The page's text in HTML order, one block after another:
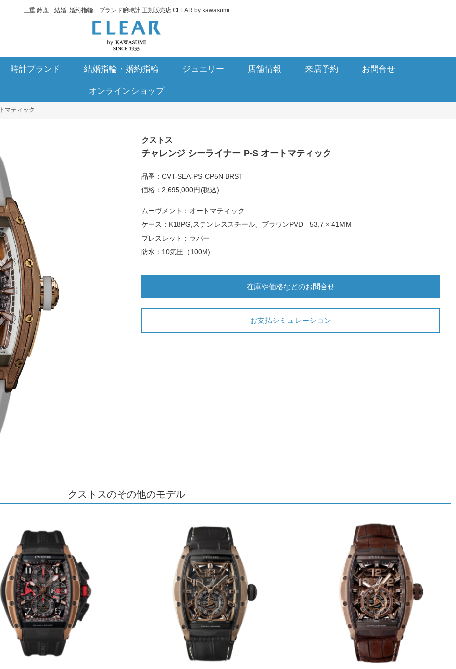
三重 鈴鹿 結婚･婚約指輪 ブランド腕時計 正規販売店 CLEAR by kawasumi
時計ブランド 結婚指輪・婚約指輪 ジュエリー 店舗情報 来店予約 お問合せ
オンラインショップ
マティック
クストス
チャレンジ シーライナー P-S オートマティック
品番：CVT-SEA-PS-CP5N BRST
価格：2,695,000円(税込)
ムーヴメント：オートマティック
ケース：K18PG,ステンレススチール、ブラウンPVD 53.7 × 41MM
ブレスレット：ラバー
防水：10気圧（100M)
在庫や価格などのお問合せ
お支払シミュレーション
クストスのその他のモデル